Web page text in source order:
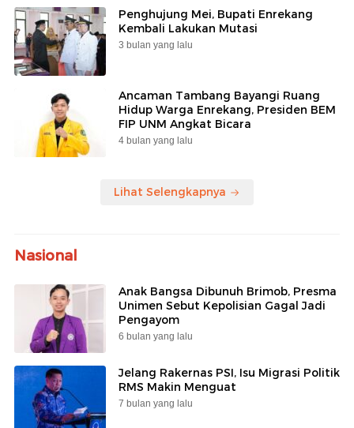
Penghujung Mei, Bupati Enrekang
Kembali Lakukan Mutasi
3 bulan yang lalu
Ancaman Tambang Bayangi Ruang
Hidup Warga Enrekang, Presiden BEM
FIP UNM Angkat Bicara
4 bulan yang lalu
Lihat Selengkapnya
Nasional
Anak Bangsa Dibunuh Brimob, Presma
Unimen Sebut Kepolisian Gagal Jadi
Pengayom
6 bulan yang lalu
Jelang Rakernas PSI, Isu Migrasi Politik
RMS Makin Menguat
7 bulan yang lalu